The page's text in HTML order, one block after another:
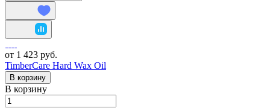
от 1 423 руб.
TimberCare Hard Wax Oil
В корзину
В корзину